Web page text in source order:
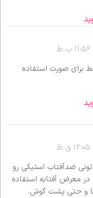
برای صورت استفاده
ضدآفتاب استیکی رو
معرض آفتابه استفاده
و حتی پشت گوش.